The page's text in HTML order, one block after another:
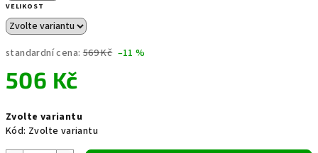
VELIKOST
standardní cena: 569 Kč –11 %
506 Kč
cena:
Zvolte variantu
Kód: Zvolte variantu